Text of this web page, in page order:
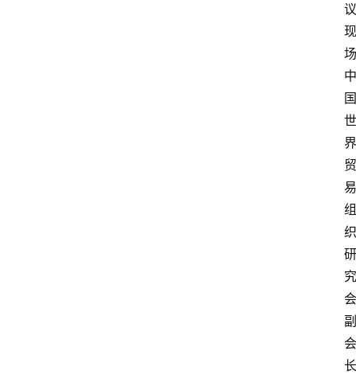
议
现
场
中
国
世
界
贸
易
组
织
研
究
会
副
会
长